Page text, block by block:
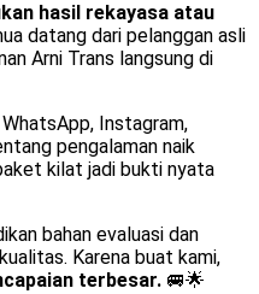
hasil rekayasa atau
datang dari pelanggan asli
Arni Trans langsung di
Instagram,
pengalaman naik
kilat jadi bukti nyata
bahan evaluasi dan
Karena buat kami,
terbesar. 🚐🌟